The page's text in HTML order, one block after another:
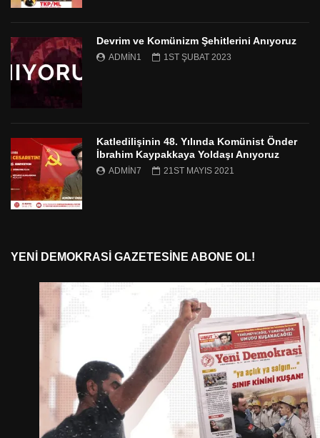
Devrim ve Komünizm Şehitlerini Anıyoruz
ADMIN1 1ST ŞUBAT 2023
Katledilişinin 48. Yılında Komünist Önder
İbrahim Kaypakkaya Yoldaşı Anıyoruz
ADMIN7 21ST MAYIS 2021
YENI DEMOKRASI GAZETESINE ABONE OL!